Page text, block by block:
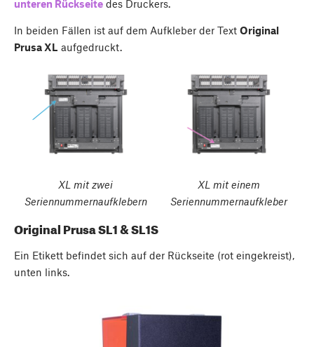
unteren Rückseite des Druckers.
In beiden Fällen ist auf dem Aufkleber der Text Original
Prusa XL aufgedruckt.
XL mit zwei
Seriennummernaufklebern
XL mit einem
Seriennummernaufkleber
Original Prusa SL1 & SL1S
Ein Etikett befindet sich auf der Rückseite (rot eingekreist),
unten links.